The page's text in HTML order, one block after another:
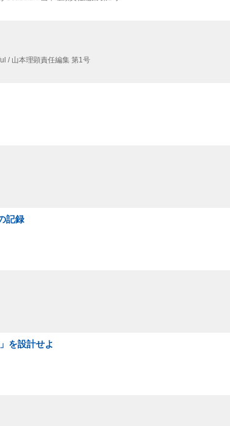
/ 山本理顕責任編集 第1号
記録
を設計せよ